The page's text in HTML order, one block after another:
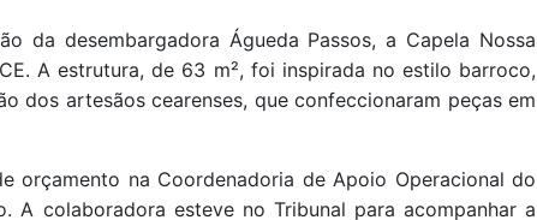
da desembargadora Águeda Passos, a Capela Nossa
A estrutura, de 63 m², foi inspirada no estilo barroco,
dos artesãos cearenses, que confeccionaram peças em
orçamento na Coordenadoria de Apoio Operacional do
A colaboradora esteve no Tribunal para acompanhar a